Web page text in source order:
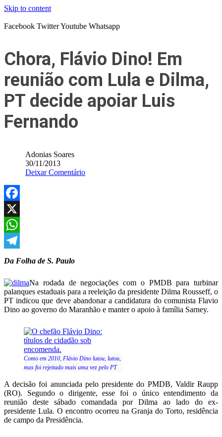
Skip to content
Facebook TwitterYoutube Whatsapp
Chora, Flávio Dino! Em
reunião com Lula e Dilma,
PT decide apoiar Luis
Fernando
Adonias Soares
30/11/2013
Deixar Comentário
Facebook
X
WhatsApp
Telegram
Da Folha de S. Paulo
Na rodada de negociações com o PMDB para turbinar
palanques estaduais para a reeleição da presidente Dilma Rousseff, o
PT indicou que deve abandonar a candidatura do comunista Flavio
Dino ao governo do Maranhão e manter o apoio à família Sarney.
Como em 2010, Flávio Dino lutou, lutou,
mas foi rejeitado mais uma vez pelo PT
A decisão foi anunciada pelo presidente do PMDB, Valdir Raupp
(RO). Segundo o dirigente, esse foi o único entendimento da
reunião deste sábado comandada por Dilma ao lado do ex-
presidente Lula. O encontro ocorreu na Granja do Torto, residência
de campo da Presidência.